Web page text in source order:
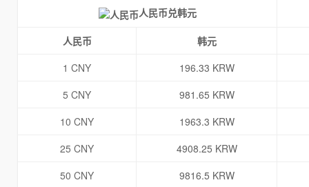
人民币兑韩元
人民币
韩元
1 CNY
196.33 KRW
5 CNY
981.65 KRW
10 CNY
1963.3 KRW
25 CNY
4908.25 KRW
50 CNY
9816.5 KRW